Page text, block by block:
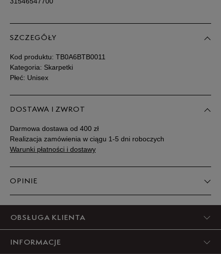
SZCZEGÓŁY
Kod produktu: TB0A6BTB0011
Kategoria: Skarpetki
Płeć: Unisex
DOSTAWA I ZWROT
Darmowa dostawa od 400 zł
Realizacja zamówienia w ciągu 1-5 dni roboczych
Warunki płatności i dostawy
OPINIE
5
4
OBSŁUGA KLIENTA
INFORMACJE